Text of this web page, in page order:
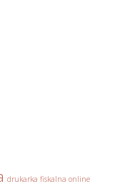
drukarka fiskalna online